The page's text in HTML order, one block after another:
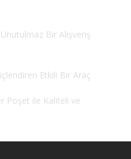
Bir Alışveriş
Etkili Bir Araç
Poşet ile Kaliteli ve